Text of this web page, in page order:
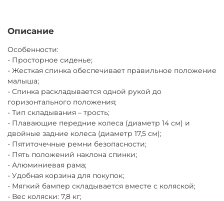
Доставка за МКАД — от 600 ₽
Завтра или позже, до 30 км от МКАД
Экспресс-доставка — от 800 ₽
Сегодня
Возврат курьером (по тарифам доставки) или в ПВЗ (ул.
Никулинская 23к1) ежедневно 9:00–21:00
паспорт РФ для подтверждения личности. Если
паспорта РФ нет, потребуется залог (от 1000 ₽)
Товар можно вернуть в любой момент самостоятельно
или через нашего курьера, при досрочном возврате
оплата не пересчитывается.
Продлить аренду можно онлайн, сообщив нам
минимум за сутки до окончания срока и оплатив
продление.
Описание
Особенности:
- Просторное сиденье;
- Жесткая спинка обеспечивает правильное положение
малыша;
- Спинка раскладывается одной рукой до
горизонтального положения;
- Тип складывания – трость;
- Плавающие передние колеса (диаметр 14 см) и
двойные задние колеса (диаметр 17,5 см);
- Пятиточечные ремни безопасности;
- Пять положений наклона спинки;
- Алюминиевая рама;
- Удобная корзина для покупок;
- Мягкий бампер складывается вместе с коляской;
- Вес коляски: 7,8 кг;